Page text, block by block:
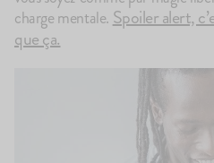
4.7 75avis
Le Brassé Vanille
2,10€
charge mentale.Spoiler alert,
que ça.